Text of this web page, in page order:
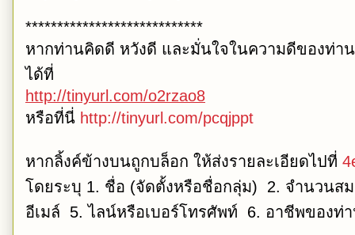
****************************
หากท่านคิดดี หวังดี และมั่นใจในความดีของท่า
ได้ที่
http://tinyurl.com/o2rzao8
หรือที่นี่ http://tinyurl.com/pcqjppt
หากลิ้งค์ข้างบนถูกบล็อก ให้ส่งรายละเอียดไปที่
โดยระบุ 1. ชื่อ (จัดตั้งหรือชื่อกลุ่ม) 2. จำนวนส
อีเมล์ 5. ไลน์หรือเบอร์โทรศัพท์ 6. อาชีพของท่